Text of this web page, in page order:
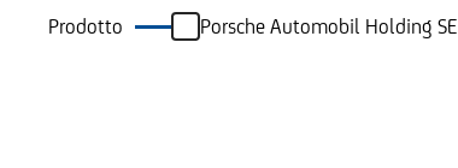
Prodotto Porsche Automobil Holding SE